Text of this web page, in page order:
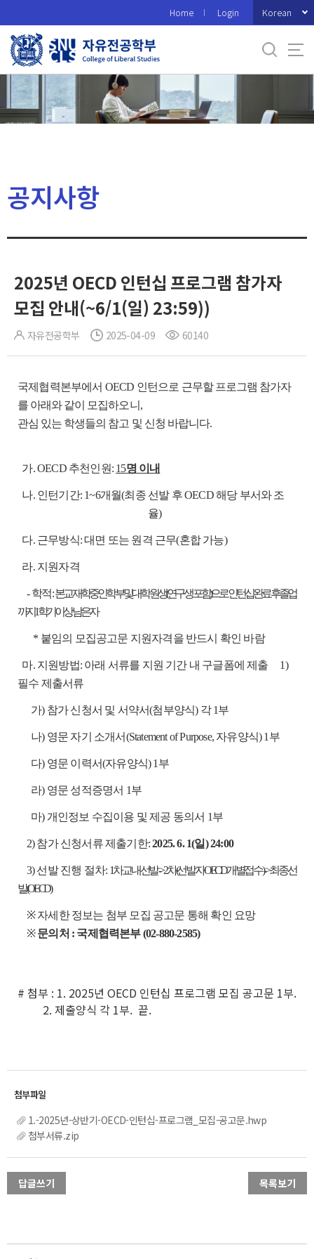
로
메
Home Login Korean
공지사항
2025년 OECD 인턴십 프로그램 참가자
모집 안내(~6/1(일) 23:59))
자유전공학부 2025-04-09 60140
국제협력본부에서 OECD 인턴으로 근무할 프로그램 참가자
를 아래와 같이 모집하오니,
관심 있는 학생들의 참고 및 신청 바랍니다.
가. OECD 추천인원: 15명 이내
나. 인턴기간: 1~6개월(최종 선발 후 OECD 해당 부서와 조
율)
다. 근무방식: 대면 또는 원격 근무(혼합 가능)
라. 지원자격
-학적:본교 재학중인 학부 및 대학원생(연구생 포함)으로 인턴십 완료 후 졸업
까지 1학기 이상 남은 자
* 붙임의 모집공고문 지원자격을 반드시 확인 바람
마. 지원방법: 아래 서류를 지원 기간 내 구글폼에 제출
1)
필수 제출서류
가) 참가 신청서 및 서약서(첨부양식) 각 1부
나) 영문 자기 소개서(Statement of Purpose, 자유양식) 1부
다) 영문 이력서(자유양식) 1부
라) 영문 성적증명서 1부
마) 개인정보 수집이용 및 제공 동의서 1부
2) 참가 신청서류 제출기한:2025. 6. 1(일) 24:00
3) 선발 진행 절차: 1차 교내선발 -> 2차(선발자 OECD 개별접수) -> 최종 선
발(OECD)
※ 자세한 정보는 첨부 모집 공고문 통해 확인 요망
※문의처 : 국제협력본부 (02-880-2585)
# 첨부 : 1. 2025년 OECD 인턴십 프로그램 모집 공고문 1부.
2. 제출양식 각 1부. 끝.
1.-2025년-상반기-OECD-인턴십-프로그램_모집-공고문.hwp
첨부서류.zip
답글쓰기 목록보기